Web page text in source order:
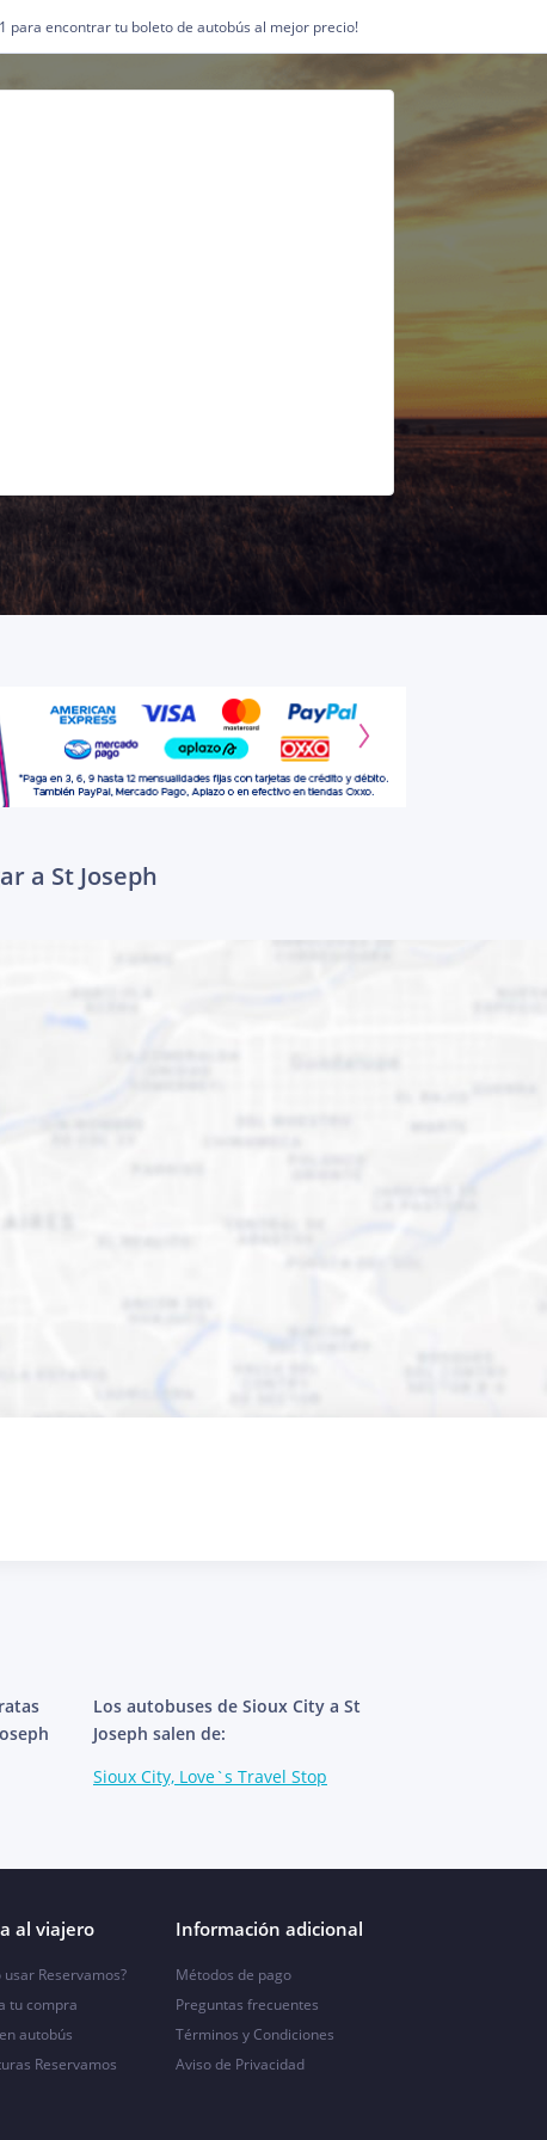
para encontrar tu boleto de autobús al mejor precio!
a St Joseph
Los autobuses de Sioux City a St
Joseph salen de:
Sioux City, Love`s Travel Stop
al viajero
usar Reservamos?
tu compra
autobús
Reservamos
Información adicional
Métodos de pago
Preguntas frecuentes
Términos y Condiciones
Aviso de Privacidad